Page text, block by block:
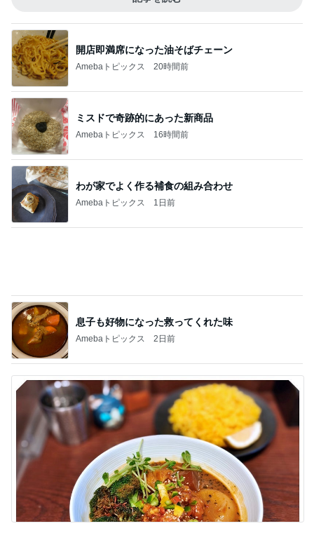
開店即満席になった油そばチェーン
Amebaトピックス 20時間前
ミスドで奇跡的にあった新商品
Amebaトピックス 16時間前
わが家でよく作る補食の組み合わせ
Amebaトピックス 1日前
息子も好物になった救ってくれた味
Amebaトピックス 2日前